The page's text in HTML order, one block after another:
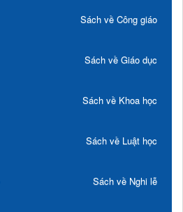
Sách về Công giáo
Sách về Giáo dục
Sách về Khoa học
Sách về Luật học
Sách về Nghi lễ